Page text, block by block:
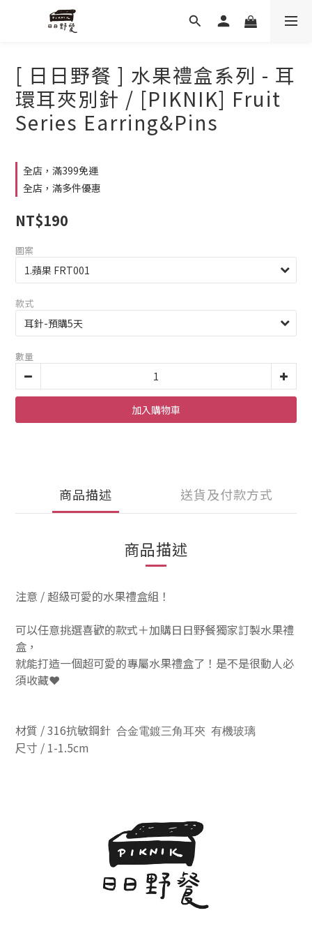
[ 日日野餐 ] 水果禮盒系列 - 耳
環耳夾別針 / [PIKNIK] Fruit
Series Earring&Pins
全店，滿399免運
全店，滿多件優惠
NT$190
圖案
款式
數量
加入購物車
商品描述 送貨及付款方式
商品描述
注意 / 超級可愛的水果禮盒組！
可以任意挑選喜歡的款式＋加購日日野餐獨家訂製水果禮
盒，
就能打造一個超可愛的專屬水果禮盒了！是不是很動人必
須收藏❤️
材質 / 316抗敏鋼針 合金電鍍三角耳夾 有機玻璃
尺寸 / 1-1.5cm